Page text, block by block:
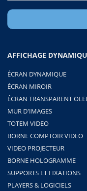
AFFICHAGE
ÉCRAN DYNAMIQUE
ÉCRAN MIROIR
ÉCRAN TRANSPARENT
MUR D'IMAGES
TOTEM VIDEO
BORNE COMPTOIR VIDEO
VIDEO PROJECTEUR
BORNE HOLOGRAMME
SUPPORTS ET FIXATIONS
PLAYERS & LOGICIELS